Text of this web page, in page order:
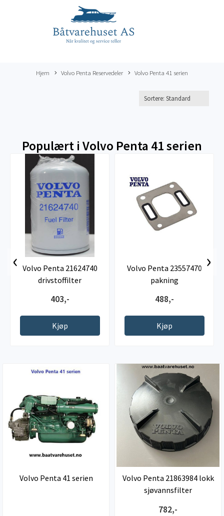
Hjem Volvo Penta Reservedeler Volvo Penta 41 serien
Populært i Volvo Penta 41 serien
Volvo Penta 21624740
drivstoffilter
403,-
Kjøp
Volvo Penta 23557470
pakning
488,-
Kjøp
‹ ›
Volvo Penta 41 serien
Volvo Penta 21863984 lokk
sjøvannsfilter
782,-